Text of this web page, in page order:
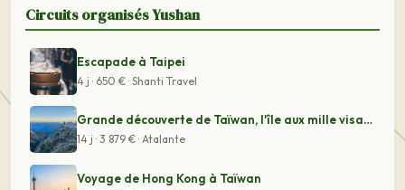
Circuits organisés Yushan
Escapade à Taipei
4 j · 650 € · Shanti Travel
Grande découverte de Taïwan, l'île aux mille visages -
14 j · 3 879 € · Atalante
Voyage de Hong Kong à Taïwan